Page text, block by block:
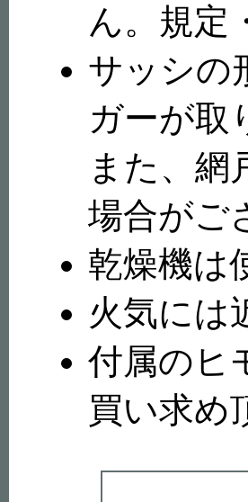
ん。規定
サッシの
ガーが取
また、網
場合がご
乾燥機は
火気には
付属のヒ
買い求め